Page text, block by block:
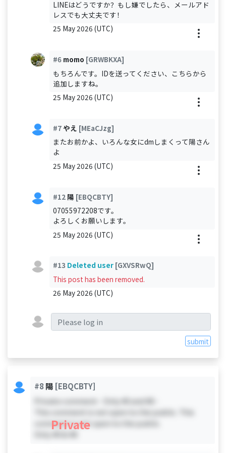
LINEはどうですか？もし嫌でしたら、メールアド
レスでも大丈夫です！
25 May 2026 (UTC)
#6 momo [GRWBKXA]
もちろんです。IDを送ってください、こちらから
追加しますね。
25 May 2026 (UTC)
#7やえ [MEaCJzg]
またお前かよ、いろんな女にdmしまくって陽さん
よ
25 May 2026 (UTC)
#12 陽 [EBQCBTY]
07055972208です。
よろしくお願いします。
25 May 2026 (UTC)
#13 Deleted user [GXVSRwQ]
This post has been removed.
26 May 2026 (UTC)
submit
#8陽 [EBQCBTY]
Private comment - Only #0 and #8 -
This comment is not open to the public. This
comment is not open to the public.
Private